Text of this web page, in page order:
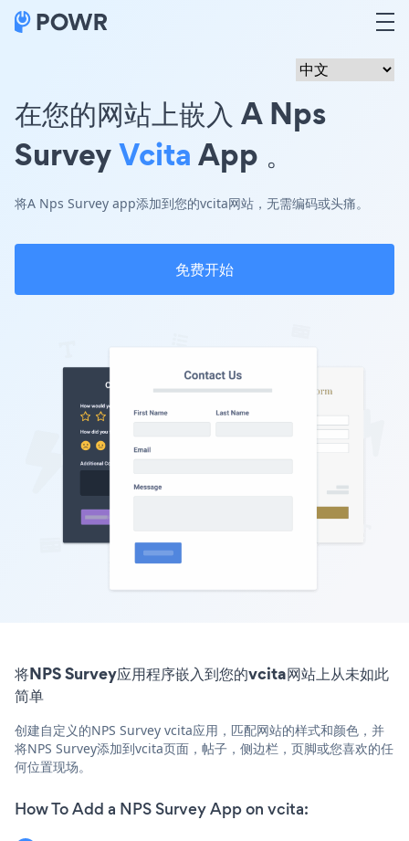
在您的网站上嵌入 A Nps
SurveyVcitaApp 。
将A Nps Survey app添加到您的vcita网站，无需编码或头痛。
免费开始
将NPS Survey应用程序嵌入到您的vcita网站上从未如此
简单
创建自定义的NPS Survey vcita应用，匹配网站的样式和颜色，并
将NPS Survey添加到vcita页面，帖子，侧边栏，页脚或您喜欢的任
何位置现场。
How To Add a NPS Survey App on vcita: